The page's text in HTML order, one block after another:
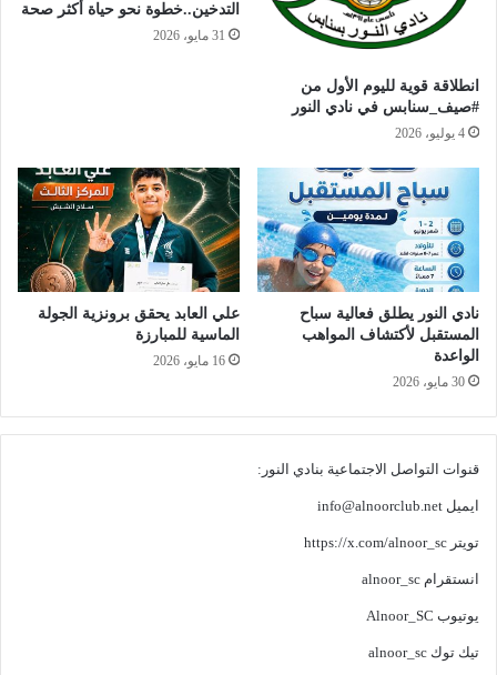
انطلاقة قوية لليوم الأول من
#صيف_سنابس في نادي النور
4 يوليو، 2026
التدخين..خطوة نحو حياة أكثر صحة
31 مايو، 2026
نادي النور يطلق فعالية سباح
المستقبل لأكتشاف المواهب
الواعدة
30 مايو، 2026
علي العابد يحقق برونزية الجولة
الماسية للمبارزة
16 مايو، 2026
قنوات التواصل الاجتماعية بنادي النور:
ايميل info@alnoorclub.net
تويتر https://x.com/alnoor_sc
انستقرام alnoor_sc
يوتيوب Alnoor_SC
تيك توك alnoor_sc